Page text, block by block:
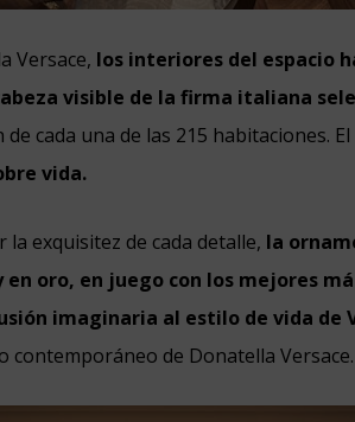
Versace, los interiores del espacio
visible de la firma italiana
cada una de las 215 habitaciones.
vida.
exquisitez de cada detalle, la
oro, en juego con los mejores
imaginaria al estilo de vida de
contemporáneo de Donatella Versace.